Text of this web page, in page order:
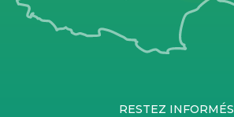
RESTEZ INFORMÉS